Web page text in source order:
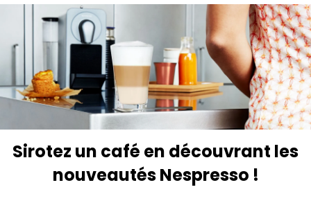
Sirotez un café en découvrant les
nouveautés Nespresso !